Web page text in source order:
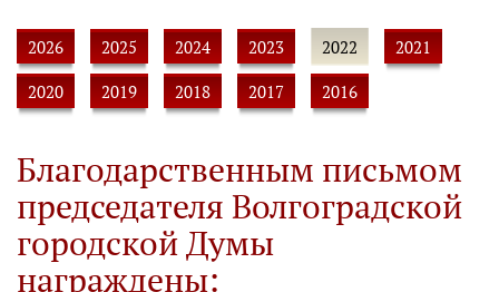
2026 2025 2024 2023 2022
2021
2020
2019 2018 2017 2016
Благодарственным письмом
председателя Волгоградской
городской Думы
награждены: